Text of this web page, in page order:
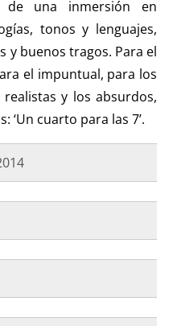
de una inmersión en
tonos y lenguajes,
y buenos tragos. Para el
el impuntual, para los
y los absurdos,
‘Un cuarto para las 7’.